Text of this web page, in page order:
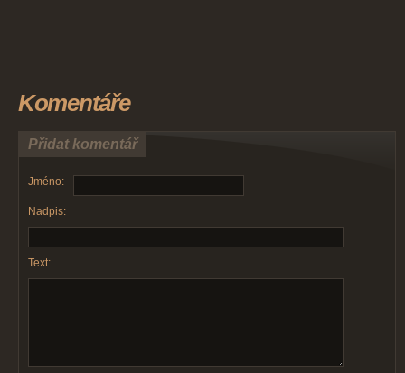
Komentáře
Přidat komentář
Jméno:
Nadpis:
Text: